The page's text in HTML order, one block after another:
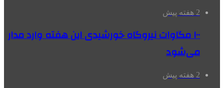
2 هفته پیش
۱۰۰ مگاوات نیروگاه‌ خورشیدی این هفته وارد مدار
می‌شود
2 هفته پیش